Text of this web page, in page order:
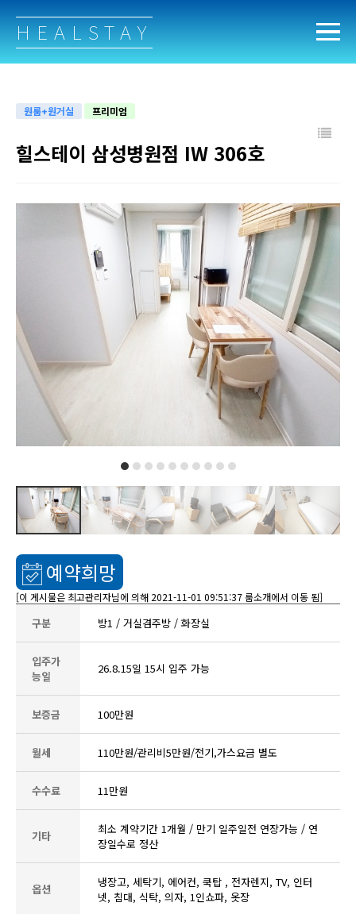
HEALSTAY
원룸+원거실 프리미엄
힐스테이 삼성병원점 IW 306호
예약희망
[이 게시물은 최고관리자님에 의해 2021-11-01 09:51:37 룸소개에서 이동 됨]
구분 방1 / 거실겸주방 / 화장실
입주가
능일
26.8.15일 15시 입주 가능
보증금 100만원
월세 110만원/관리비5만원/전기,가스요금 별도
수수료 11만원
기타
최소 계약기간 1개월 / 만기 일주일전 연장가능 / 연
장일수로 정산
옵션
냉장고, 세탁기, 에어컨, 쿡탑 , 전자렌지, TV, 인터
넷, 침대, 식탁, 의자, 1인쇼파, 옷장